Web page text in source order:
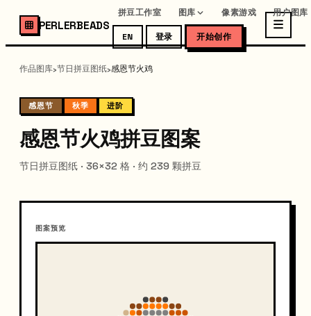
PERLERBEADS
拼豆工作室 图库 像素游戏 用户图库
EN 登录 开始创作
作品图库›节日拼豆图纸›感恩节火鸡
感恩节 秋季 进阶
感恩节火鸡拼豆图案
节日拼豆图纸 · 36×32 格 · 约 239 颗拼豆
图案预览